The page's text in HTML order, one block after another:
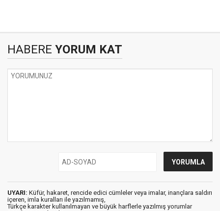
HABERE YORUM KAT
UYARI: Küfür, hakaret, rencide edici cümleler veya imalar, inançlara saldırı
içeren, imla kuralları ile yazılmamış,
Türkçe karakter kullanılmayan ve büyük harflerle yazılmış yorumlar